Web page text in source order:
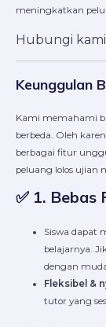
meningkatkan
Hubungi kami
Keunggulan
Kami memahami
berbeda. Oleh
berbagai fitur
peluang lolos ujian
✅ 1. Bebas
Siswa dapat
belajarnya.
dengan
Fleksibel &
tutor yang